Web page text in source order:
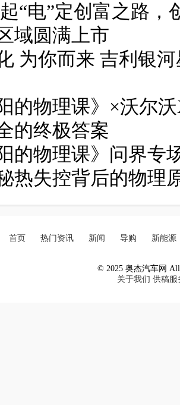
起“电”定创富之路
域圆满上市
为你而来 吉利银
的物理课》×沃尔
的终极答案
阳的物理课》问界
热失控背后的物理
首页 热门资讯 新闻 导购 新能源
© 2025 奥杰汽车网 All
关于我们 供稿服